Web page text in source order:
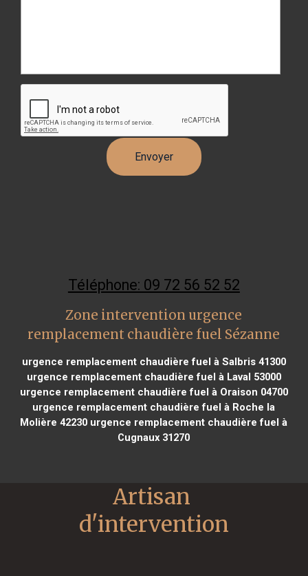
Téléphone: 09 72 56 52 52
Zone intervention urgence
remplacement chaudière fuel Sézanne
urgence remplacement chaudière fuel à Salbris 41300
urgence remplacement chaudière fuel à Laval 53000
urgence remplacement chaudière fuel à Oraison 04700
urgence remplacement chaudière fuel à Roche la
Molière 42230 urgence remplacement chaudière fuel à
Cugnaux 31270
Artisan
d'intervention